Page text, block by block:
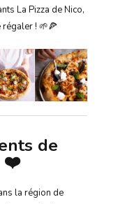
La Pizza de Nico,
régaler ! 🌱🍕
de
❤️
la région de